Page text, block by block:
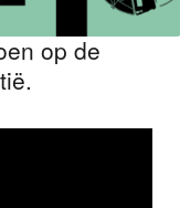
op de